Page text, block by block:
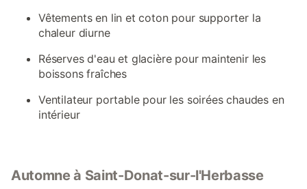
Vêtements en lin et coton pour supporter la
chaleur diurne
Réserves d'eau et glacière pour maintenir les
boissons fraîches
Ventilateur portable pour les soirées chaudes en
intérieur
Automne à Saint-Donat-sur-l'Herbasse